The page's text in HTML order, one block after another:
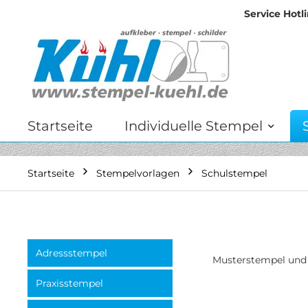
Service
springen
Startseite Individuelle Stempel
Startseite Stempelvorlagen Schulstempel
Musterstempel
Adressstempel
Praxisstempel